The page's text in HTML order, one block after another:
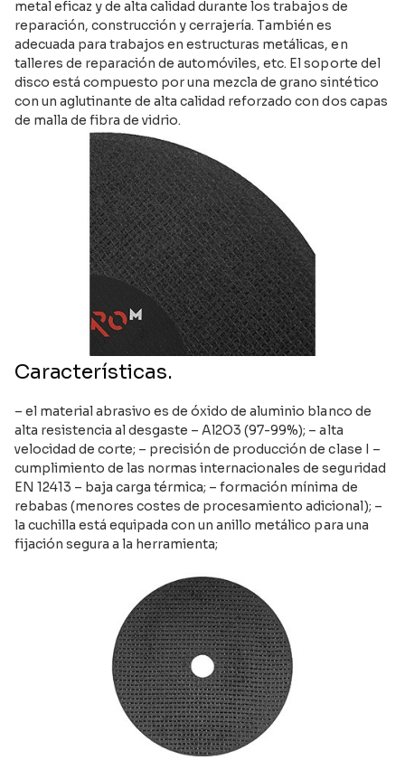
metal eficaz y de alta calidad durante los trabajos de
reparación, construcción y cerrajería. También es
adecuada para trabajos en estructuras metálicas, en
talleres de reparación de automóviles, etc. El soporte del
disco está compuesto por una mezcla de grano sintético
con un aglutinante de alta calidad reforzado con dos capas
de malla de fibra de vidrio.
Características.
– el material abrasivo es de óxido de aluminio blanco de
alta resistencia al desgaste – Al2O3 (97-99%); – alta
velocidad de corte; – precisión de producción de clase I –
cumplimiento de las normas internacionales de seguridad
EN 12413 – baja carga térmica; – formación mínima de
rebabas (menores costes de procesamiento adicional); –
la cuchilla está equipada con un anillo metálico para una
fijación segura a la herramienta;